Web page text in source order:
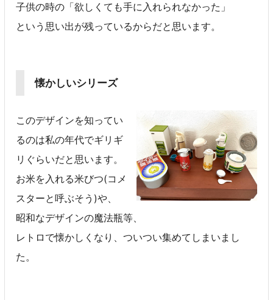
子供の時の「欲しくても手に入れられなかった」
という思い出が残っているからだと思います。
懐かしいシリーズ
このデザインを知ってい
るのは私の年代でギリギ
リぐらいだと思います。
お米を入れる米びつ(コメ
スターと呼ぶそう)や、
昭和なデザインの魔法瓶等、
レトロで懐かしくなり、ついつい集めてしまいまし
た。